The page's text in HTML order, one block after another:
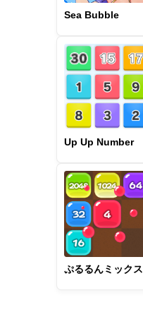
Sea Bubble
Up Up Number
ぷるるんミックス